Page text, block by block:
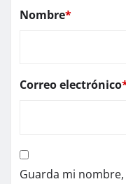
Nombre*
Correo electrónico
Guarda mi